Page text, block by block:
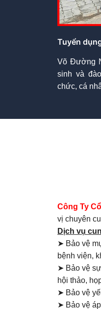
Tuyển
Võ Đường
sinh và
chức, cá
Công Ty
vị chuyên
Dịch vụ
➤ Bảo vệ
bệnh viện,
➤ Bảo vệ
hội thảo,
➤ Bảo vệ
➤ Bảo vệ